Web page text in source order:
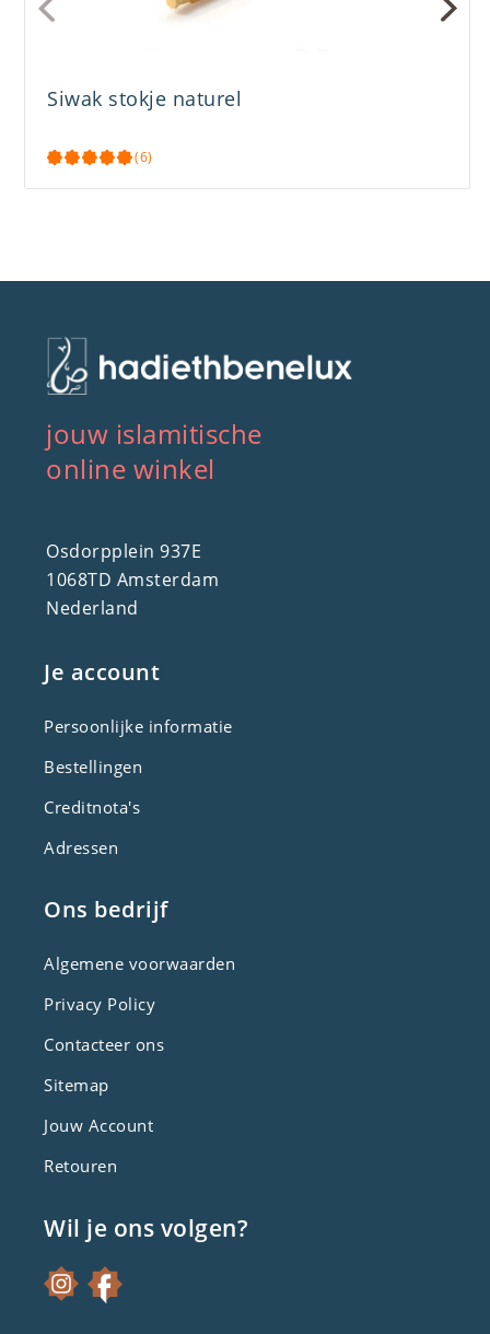
Siwak stokje naturel
(6)
jouw islamitische
online winkel
Osdorpplein 937E
1068TD Amsterdam
Nederland
Je account
Persoonlijke informatie
Bestellingen
Creditnota's
Adressen
Ons bedrijf
Algemene voorwaarden
Privacy Policy
Contacteer ons
Sitemap
Jouw Account
Retouren
Wil je ons volgen?